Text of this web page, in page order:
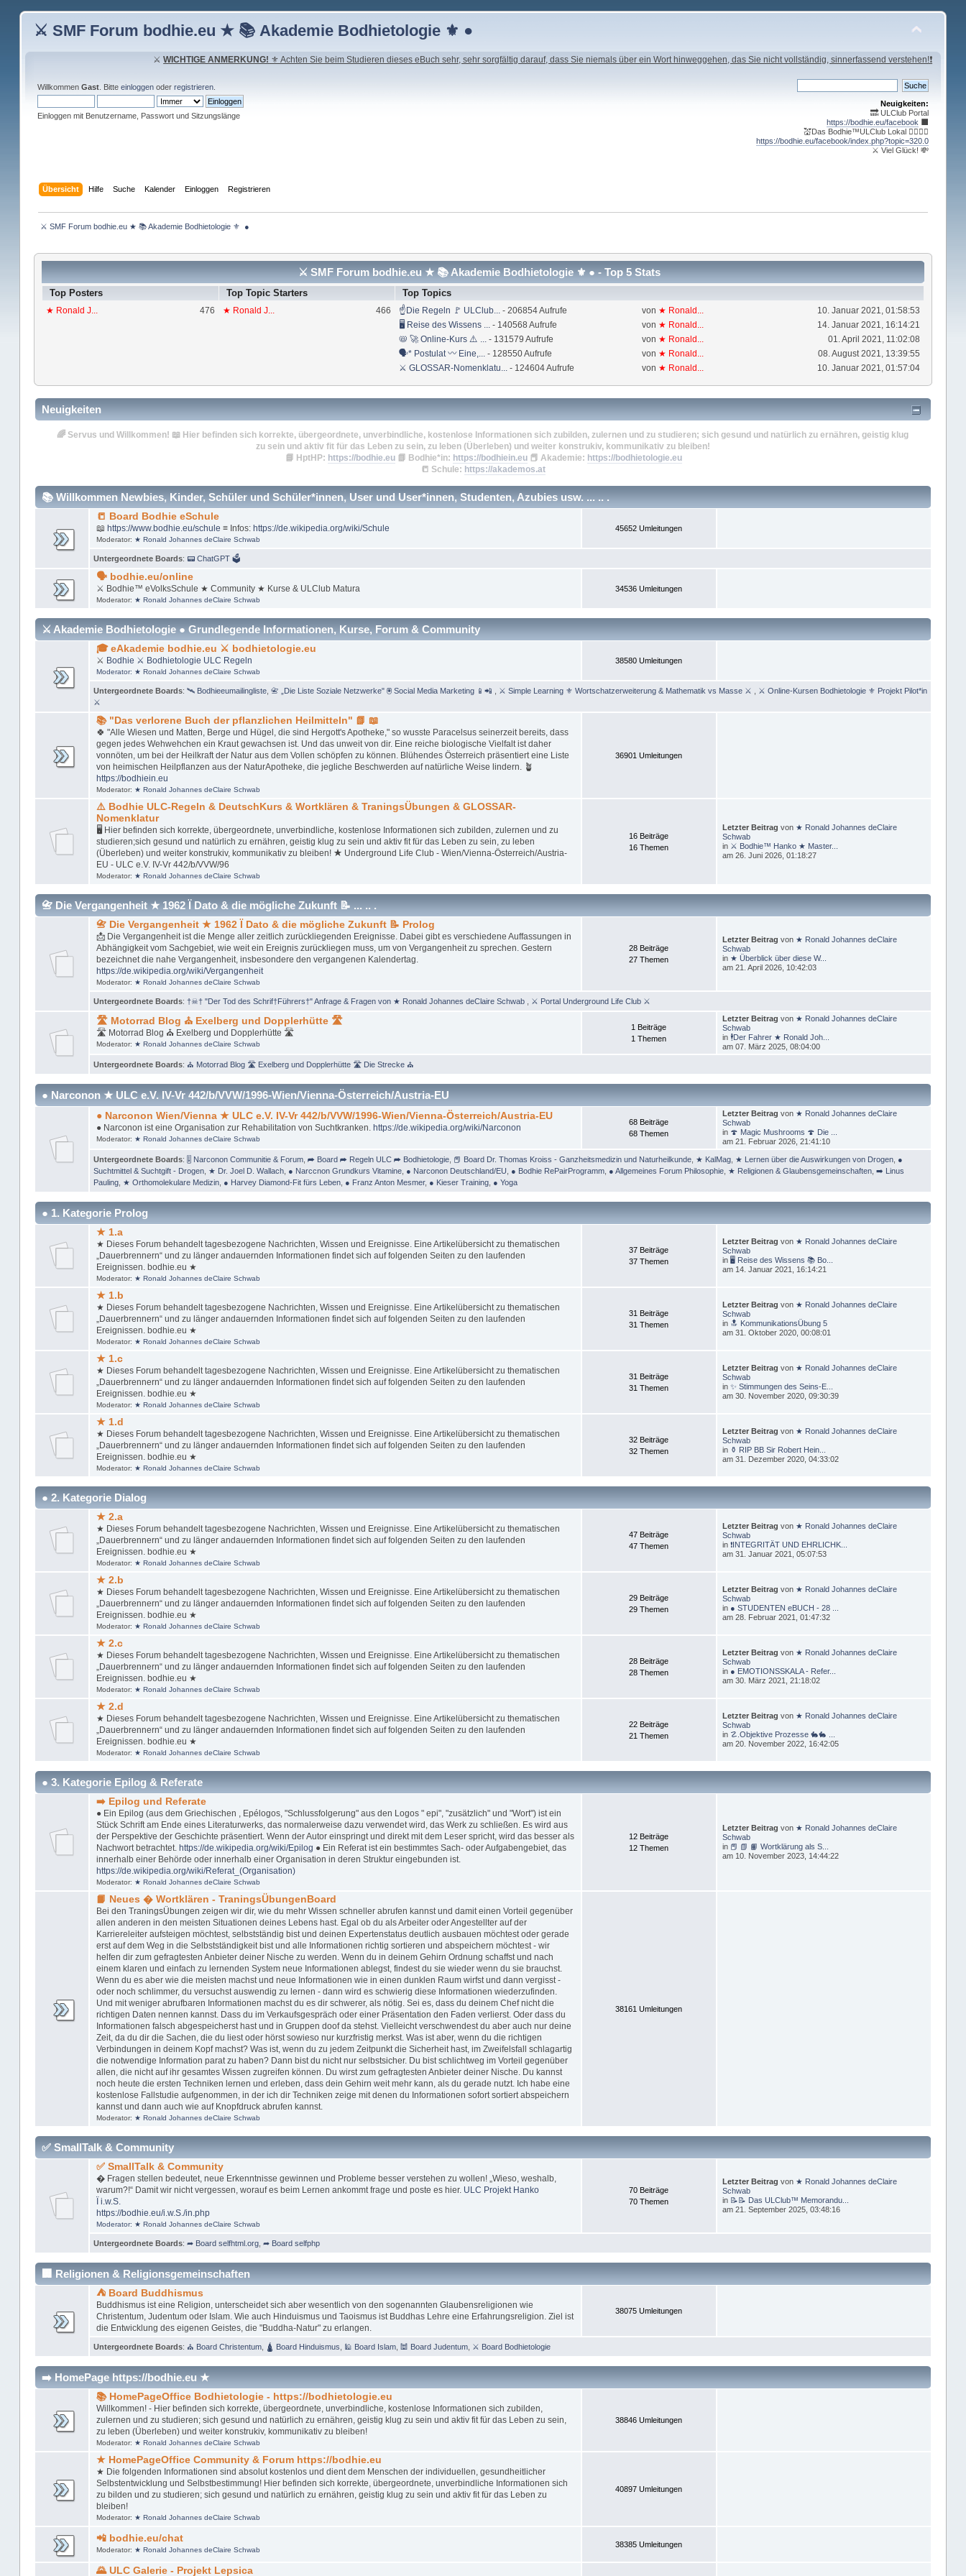
⚔ SMF Forum bodhie.eu ★ 📚 Akademie Bodhietologie ⚜ ●
⚔WICHTIGE ANMERKUNG! ⚜ Achten Sie beim Studieren dieses eBuch sehr, sehr sorgfältig darauf, dass Sie niemals über ein Wort hinweggehen, das Sie nicht vollständig, sinnerfassend verstehen!❗
Willkommen Gast. Bitte einloggenoder registrieren.
Einloggen mit Benutzername, Passwort und Sitzungslänge
Neuigkeiten:
🔜 ULClub Portal
https://bodhie.eu/facebook ⬛️
💒Das Bodhie™ULClub Lokal 🤹‍♀️🤹‍♂️
https://bodhie.eu/facebook/index.php?topic=320.0
⚔ Viel Glück! 💸
Übersicht Hilfe Suche Kalender Einloggen Registrieren
⚔ SMF Forum bodhie.eu ★ 📚 Akademie Bodhietologie ⚜  ●
⚔ SMF Forum bodhie.eu ★ 📚 Akademie Bodhietologie ⚜ ● - Top 5 Stats
Top Posters Top Topic Starters Top Topics
★ Ronald J... 476 ★ Ronald J... 466 ☝Die Regeln 🚩 ULClub... - 206854 Aufrufe von ★ Ronald...
10. Januar 2021, 01:58:53
🖥 Reise des Wissens ...
- 140568 Aufrufe von ★ Ronald...
14. Januar 2021, 16:14:21
📛 🚀 Online-Kurs ⚠️ ...
- 131579 Aufrufe von ★ Ronald...
01. April 2021, 11:02:08
🗣* Postulat 〰 Eine,...
- 128550 Aufrufe von ★ Ronald...
08. August 2021, 13:39:55
⚔ GLOSSAR-Nomenklatu...
- 124604 Aufrufe von ★ Ronald... 10. Januar 2021, 01:57:04
Neuigkeiten
🌈Servus und Willkommen! 📖 Hier befinden sich korrekte, übergeordnete, unverbindliche, kostenlose Informationen sich zubilden, zulernen und zu studieren; sich gesund und natürlich zu ernähren, geistig klug
zu sein und aktiv fit für das Leben zu sein, zu leben (Überleben) und weiter konstrukiv, kommunikativ zu bleiben!
📘 HptHP: https://bodhie.eu 📗 Bodhie*in: https://bodhiein.eu 📕Akademie: https://bodhietologie.eu
📒 Schule: https://akademos.at
📚 Willkommen Newbies, Kinder, Schüler und Schüler*innen, User und User*innen, Studenten, Azubies usw. ... .. .
📒 Board Bodhie eSchule
📖 https://www.bodhie.eu/schule ≡ Infos: https://de.wikipedia.org/wiki/Schule
Moderator: ★ Ronald Johannes deClaire Schwab
45652 Umleitungen
Untergeordnete Boards: 📟 ChatGPT 🗳
🗣 bodhie.eu/online
⚔ Bodhie™ eVolksSchule ★ Community ★ Kurse & ULClub Matura
Moderator: ★ Ronald Johannes deClaire Schwab
34536 Umleitungen
⚔ Akademie Bodhietologie ● Grundlegende Informationen, Kurse, Forum & Community
🎓 eAkademie bodhie.eu ⚔ bodhietologie.eu
⚔ Bodhie ⚔ Bodhietologie ULC Regeln
Moderator: ★ Ronald Johannes deClaire Schwab
38580 Umleitungen
Untergeordnete Boards: 🛰 Bodhieeumailingliste, 📇 „Die Liste Soziale Netzwerke" 🖲 Social Media Marketing 📱📲 ⚔ Simple Learning ⚜ Wortschatzerweiterung & Mathematik vs Masse ⚔
⚔ Online-Kursen Bodhietologie ⚜ Projekt Pilot*in
⚔
📚 "Das verlorene Buch der pflanzlichen Heilmitteln" 📗 📖
🍀 "Alle Wiesen und Matten, Berge und Hügel, die sind Hergott's Apotheke," so wusste Paracelsus seinerzeit bereits, dass
gegen jedes Wehwehchen ein Kraut gewachsen ist. Und das unweit von dir. Eine reiche biologische Vielfalt ist daher
vonnöten, um bei der Heilkraft der Natur aus dem Vollen schöpfen zu können. Blühendes Österreich präsentiert eine Liste
von heimischen Heilpflanzen aus der NaturApotheke, die jegliche Beschwerden auf natürliche Weise lindern. 🪴
https://bodhiein.eu
Moderator: ★ Ronald Johannes deClaire Schwab
36901 Umleitungen
⚠️ Bodhie ULC-Regeln & DeutschKurs & Wortklären & TraningsÜbungen & GLOSSAR-
Nomenklatur
🖥 Hier befinden sich korrekte, übergeordnete, unverbindliche, kostenlose Informationen sich zubilden, zulernen und zu
studieren;sich gesund und natürlich zu ernähren, geistig klug zu sein und aktiv fit für das Leben zu sein, zu leben
(Überleben) und weiter konstrukiv, kommunikativ zu bleiben! ★ Underground Life Club - Wien/Vienna-Österreich/Austria-
EU - ULC e.V. IV-Vr 442/b/VVW/96
Moderator: ★ Ronald Johannes deClaire Schwab
16 Beiträge
16 Themen
Letzter Beitrag von ★ Ronald Johannes deClaire
Schwab
in ⚔ Bodhie™ Hanko ★ Master...
am 26. Juni 2026, 01:18:27
📇 Die Vergangenheit ★ 1962 Ï Dato & die mögliche Zukunft 📝 ... .. .
📇 Die Vergangenheit ★ 1962 Ï Dato & die mögliche Zukunft 📝 Prolog
📩 Die Vergangenheit ist die Menge aller zeitlich zurückliegenden Ereignisse. Dabei gibt es verschiedene Auffassungen in
Abhängigkeit vom Sachgebiet, wie weit ein Ereignis zurückliegen muss, um von Vergangenheit zu sprechen. Gestern
bezeichnet die nahe Vergangenheit, insbesondere den vergangenen Kalendertag.
https://de.wikipedia.org/wiki/Vergangenheit
Moderator: ★ Ronald Johannes deClaire Schwab
28 Beiträge
27 Themen
Letzter Beitrag von ★ Ronald Johannes deClaire
Schwab
in ★ Überblick über diese W...
am 21. April 2026, 10:42:03
Untergeordnete Boards: †☠† "Der Tod des Schrif†Führers†" Anfrage & Fragen von ★ Ronald Johannes deClaire Schwab ⚔ Portal Underground Life Club ⚔
🛣 Motorrad Blog ⛪ Exelberg und Dopplerhütte 🛣
🛣 Motorrad Blog ⛪ Exelberg und Dopplerhütte 🛣
Moderator: ★ Ronald Johannes deClaire Schwab
1 Beiträge
1 Themen
Letzter Beitrag von ★ Ronald Johannes deClaire
Schwab
in 🕴Der Fahrer ★ Ronald Joh...
am 07. März 2025, 08:04:00
Untergeordnete Boards: ⛪ Motorrad Blog 🛣 Exelberg und Dopplerhütte 🛣 Die Strecke ⛪
● Narconon ★ ULC e.V. IV-Vr 442/b/VVW/1996-Wien/Vienna-Österreich/Austria-EU
● Narconon Wien/Vienna ★ ULC e.V. IV-Vr 442/b/VVW/1996-Wien/Vienna-Österreich/Austria-EU
● Narconon ist eine Organisation zur Rehabilitation von Suchtkranken. https://de.wikipedia.org/wiki/Narconon
Moderator: ★ Ronald Johannes deClaire Schwab
68 Beiträge
68 Themen
Letzter Beitrag von ★ Ronald Johannes deClaire
Schwab
in 🍄 Magic Mushrooms 🍄 Die ...
am 21. Februar 2026, 21:41:10
Untergeordnete Boards: 🎚 Narconon Communitie & Forum, ➦ Board ➦ Regeln ULC ➦ Bodhietologie, 📕 Board Dr. Thomas Kroiss - Ganzheitsmedizin und Naturheilkunde, ★ KalMag, ★ Lernen über die Auswirkungen von Drogen, ●
Suchtmittel & Suchtgift - Drogen, ★ Dr. Joel D. Wallach, ● Narccnon Grundkurs Vitamine, ● Narconon Deutschland/EU ● Bodhie RePairProgramm, ● Allgemeines Forum Philosophie, ★ Religionen & Glaubensgemeinschaften, ➡️ Linus
Pauling, ★ Orthomolekulare Medizin, ● Harvey Diamond-Fit fürs Leben, ● Franz Anton Mesmer, ● Kieser Training, ● Yoga
● 1. Kategorie Prolog
★ 1.a
★ Dieses Forum behandelt tagesbezogene Nachrichten, Wissen und Ereignisse. Eine Artikelübersicht zu thematischen
„Dauerbrennern“ und zu länger andauernden Informationen findet sich auf folgenden Seiten zu den laufenden
Ereignissen. bodhie.eu ★
Moderator: ★ Ronald Johannes deClaire Schwab
37 Beiträge
37 Themen
Letzter Beitrag von ★ Ronald Johannes deClaire
Schwab
in 🖥 Reise des Wissens 📚 Bo...
am 14. Januar 2021, 16:14:21
★ 1.b
★ Dieses Forum behandelt tagesbezogene Nachrichten, Wissen und Ereignisse. Eine Artikelübersicht zu thematischen
„Dauerbrennern“ und zu länger andauernden Informationen findet sich auf folgenden Seiten zu den laufenden
Ereignissen. bodhie.eu ★
Moderator: ★ Ronald Johannes deClaire Schwab
31 Beiträge
31 Themen
Letzter Beitrag von ★ Ronald Johannes deClaire
Schwab
in 🔝 KommunikationsÜbung 5
am 31. Oktober 2020, 00:08:01
★ 1.c
★ Dieses Forum behandelt tagesbezogene Nachrichten, Wissen und Ereignisse. Eine Artikelübersicht zu thematischen
„Dauerbrennern“ und zu länger andauernden Informationen findet sich auf folgenden Seiten zu den laufenden
Ereignissen. bodhie.eu ★
Moderator: ★ Ronald Johannes deClaire Schwab
31 Beiträge
31 Themen
Letzter Beitrag von ★ Ronald Johannes deClaire
Schwab
in✨ Stimmungen des Seins-E...
am 30. November 2020, 09:30:39
★ 1.d
★ Dieses Forum behandelt tagesbezogene Nachrichten, Wissen und Ereignisse. Eine Artikelübersicht zu thematischen
„Dauerbrennern“ und zu länger andauernden Informationen findet sich auf folgenden Seiten zu den laufenden
Ereignissen. bodhie.eu ★
Moderator: ★ Ronald Johannes deClaire Schwab
32 Beiträge
32 Themen
Letzter Beitrag von ★ Ronald Johannes deClaire
Schwab
in ⚱ RIP BB Sir Robert Hein...
am 31. Dezember 2020, 04:33:02
● 2. Kategorie Dialog
★ 2.a
★ Dieses Forum behandelt tagesbezogene Nachrichten, Wissen und Ereignisse. Eine Artikelübersicht zu thematischen
„Dauerbrennern“ und zu länger andauernden Informationen findet sich auf folgenden Seiten zu den laufenden
Ereignissen. bodhie.eu ★
Moderator: ★ Ronald Johannes deClaire Schwab
47 Beiträge
47 Themen
Letzter Beitrag von ★ Ronald Johannes deClaire
Schwab
in❗INTEGRITÄT UND EHRLICHK...
am 31. Januar 2021, 05:07:53
★ 2.b
★ Dieses Forum behandelt tagesbezogene Nachrichten, Wissen und Ereignisse. Eine Artikelübersicht zu thematischen
„Dauerbrennern“ und zu länger andauernden Informationen findet sich auf folgenden Seiten zu den laufenden
Ereignissen. bodhie.eu ★
Moderator: ★ Ronald Johannes deClaire Schwab
29 Beiträge
29 Themen
Letzter Beitrag von ★ Ronald Johannes deClaire
Schwab
in ● STUDENTEN eBUCH - 28 ...
am 28. Februar 2021, 01:47:32
★ 2.c
★ Dieses Forum behandelt tagesbezogene Nachrichten, Wissen und Ereignisse. Eine Artikelübersicht zu thematischen
„Dauerbrennern“ und zu länger andauernden Informationen findet sich auf folgenden Seiten zu den laufenden
Ereignissen. bodhie.eu ★
Moderator: ★ Ronald Johannes deClaire Schwab
28 Beiträge
28 Themen
Letzter Beitrag von ★ Ronald Johannes deClaire
Schwab
in ● EMOTIONSSKALA - Refer...
am 30. März 2021, 21:18:02
★ 2.d
★ Dieses Forum behandelt tagesbezogene Nachrichten, Wissen und Ereignisse. Eine Artikelübersicht zu thematischen
„Dauerbrennern“ und zu länger andauernden Informationen findet sich auf folgenden Seiten zu den laufenden
Ereignissen. bodhie.eu ★
Moderator: ★ Ronald Johannes deClaire Schwab
22 Beiträge
21 Themen
Letzter Beitrag von ★ Ronald Johannes deClaire
Schwab
in ☡.Objektive Prozesse 🐇🐇 ...
am 20. November 2022, 16:42:05
● 3. Kategorie Epilog & Referate
➡️ Epilog und Referate
● Ein Epilog (aus dem Griechischen , Epélogos, "Schlussfolgerung" aus den Logos " epi", "zusätzlich" und "Wort") ist ein
Stück Schrift am Ende eines Literaturwerks, das normalerweise dazu verwendet wird, das Werk zu schließen. Es wird aus
der Perspektive der Geschichte präsentiert. Wenn der Autor einspringt und direkt mit dem Leser spricht, wird das besser als
Nachwort betrachtet. https://de.wikipedia.org/wiki/Epilog ● Ein Referat ist ein bestimmtes Sach- oder Aufgabengebiet, das
innerhalb einer Behörde oder innerhalb einer Organisation in deren Struktur eingebunden ist.
https://de.wikipedia.org/wiki/Referat_(Organisation)
Moderator: ★ Ronald Johannes deClaire Schwab
12 Beiträge
12 Themen
Letzter Beitrag von ★ Ronald Johannes deClaire
Schwab
in 📕 📗 📙 Wortklärung als S...
am 10. November 2023, 14:44:22
📙 Neues � Wortklären - TraningsÜbungenBoard
Bei den TraningsÜbungen zeigen wir dir, wie du mehr Wissen schneller abrufen kannst und damit einen Vorteil gegenüber
allen anderen in den meisten Situationen deines Lebens hast. Egal ob du als Arbeiter oder Angestellter auf der
Karriereleiter aufsteigen möchtest, selbstständig bist und deinen Expertenstatus deutlich ausbauen möchtest oder gerade
erst auf dem Weg in die Selbstständigkeit bist und alle Informationen richtig sortieren und abspeichern möchtest - wir
helfen dir zum gefragtesten Anbieter deiner Nische zu werden. Wenn du in deinem Gehirn Ordnung schaffst und nach
einem klaren und einfach zu lernenden System neue Informationen ablegst, findest du sie wieder wenn du sie brauchst.
Wenn du es aber wie die meisten machst und neue Informationen wie in einen dunklen Raum wirfst und dann vergisst -
oder noch schlimmer, du versuchst auswendig zu lernen - dann wird es schwierig diese Informationen wiederzufinden.
Und mit weniger abrufbaren Informationen machst du es dir schwerer, als nötig. Sei es, dass du deinem Chef nicht die
richtigen Daten nennen kannst. Dass du im Verkaufsgespräch oder einer Präsentation den Faden verlierst. Oder dass du
Informationen falsch abgespeicherst hast und in Gruppen doof da stehst. Vielleicht verschwendest du aber auch nur deine
Zeit, da du dir die Sachen, die du liest oder hörst sowieso nur kurzfristig merkst. Was ist aber, wenn du die richtigen
Verbindungen in deinem Kopf machst? Was ist, wenn du zu jedem Zeitpunkt die Sicherheit hast, im Zweifelsfall schlagartig
die notwendige Information parat zu haben? Dann bist du nicht nur selbstsicher. Du bist schlichtweg im Vorteil gegenüber
allen, die nicht auf ihr gesamtes Wissen zugreifen können. Du wirst zum gefragtesten Anbieter deiner Nische. Du kannst
noch heute die ersten Techniken lernen und erleben, dass dein Gehirn weit mehr kann, als du gerade nutzt. Ich habe eine
kostenlose Fallstudie aufgenommen, in der ich dir Techniken zeige mit denen du Informationen sofort sortiert abspeichern
kannst und dann auch wie auf Knopfdruck abrufen kannst.
Moderator: ★ Ronald Johannes deClaire Schwab
38161 Umleitungen
✅ SmallTalk & Community
✅ SmallTalk & Community
� Fragen stellen bedeutet, neue Erkenntnisse gewinnen und Probleme besser verstehen zu wollen! „Wieso, weshalb,
warum?!“ Damit wir nicht vergessen, worauf es beim Lernen ankommt frage und poste es hier. ULC Projekt Hanko
Ï i.w.S.
https://bodhie.eu/i.w.S./in.php
Moderator: ★ Ronald Johannes deClaire Schwab
70 Beiträge
70 Themen
Letzter Beitrag von ★ Ronald Johannes deClaire
Schwab
in 📝📝 Das ULClub™ Memorandu...
am 21. September 2025, 03:48:16
Untergeordnete Boards: ➦ Board selfhtml.org, ➦ Board selfphp
🏢 Religionen & Religionsgemeinschaften
⛺ Board Buddhismus
Buddhismus ist eine Religion, unterscheidet sich aber wesentlich von den sogenannten Glaubensreligionen wie
Christentum, Judentum oder Islam. Wie auch Hinduismus und Taoismus ist Buddhas Lehre eine Erfahrungsreligion. Ziel ist
die Entwicklung des eigenen Geistes, die "Buddha-Natur" zu erlangen.
38075 Umleitungen
Untergeordnete Boards: ⛪ Board Christentum, 🛕 Board Hinduismus 🕌 Board Islam, 🕍 Board Judentum, ⚔ Board Bodhietologie
➡️ HomePage https://bodhie.eu ★
📚 HomePageOffice Bodhietologie - https://bodhietologie.eu
Willkommen! - Hier befinden sich korrekte, übergeordnete, unverbindliche, kostenlose Informationen sich zubilden,
zulernen und zu studieren; sich gesund und natürlich zu ernähren, geistig klug zu sein und aktiv fit für das Leben zu sein,
zu leben (Überleben) und weiter konstrukiv, kommunikativ zu bleiben!
Moderator: ★ Ronald Johannes deClaire Schwab
38846 Umleitungen
★ HomePageOffice Community & Forum https://bodhie.eu
★ Die folgenden Informationen sind absolut kostenlos und dient dem Menschen der individuellen, gesundheitlicher
Selbstentwicklung und Selbstbestimmung! Hier befinden sich korrekte, übergeordnete, unverbindliche Informationen sich
zu bilden und zu studieren; sich gesund und natürlich zu ernähren, geistig klug zu sein und aktiv fit für das Leben zu
bleiben!
Moderator: ★ Ronald Johannes deClaire Schwab
40897 Umleitungen
📲 bodhie.eu/chat
Moderator: ★ Ronald Johannes deClaire Schwab
38385 Umleitungen
🌄 ULC Galerie - Projekt Lepsica